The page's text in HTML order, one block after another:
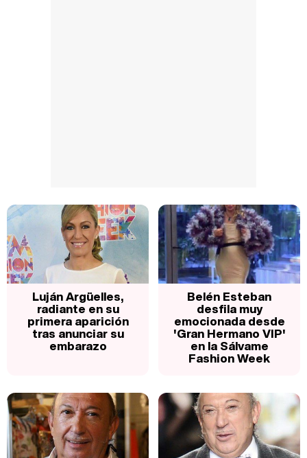
Luján Argüelles,
radiante en su
primera aparición
tras anunciar su
embarazo
Belén Esteban
desfila muy
emocionada desde
'Gran Hermano VIP'
en la Sálvame
Fashion Week